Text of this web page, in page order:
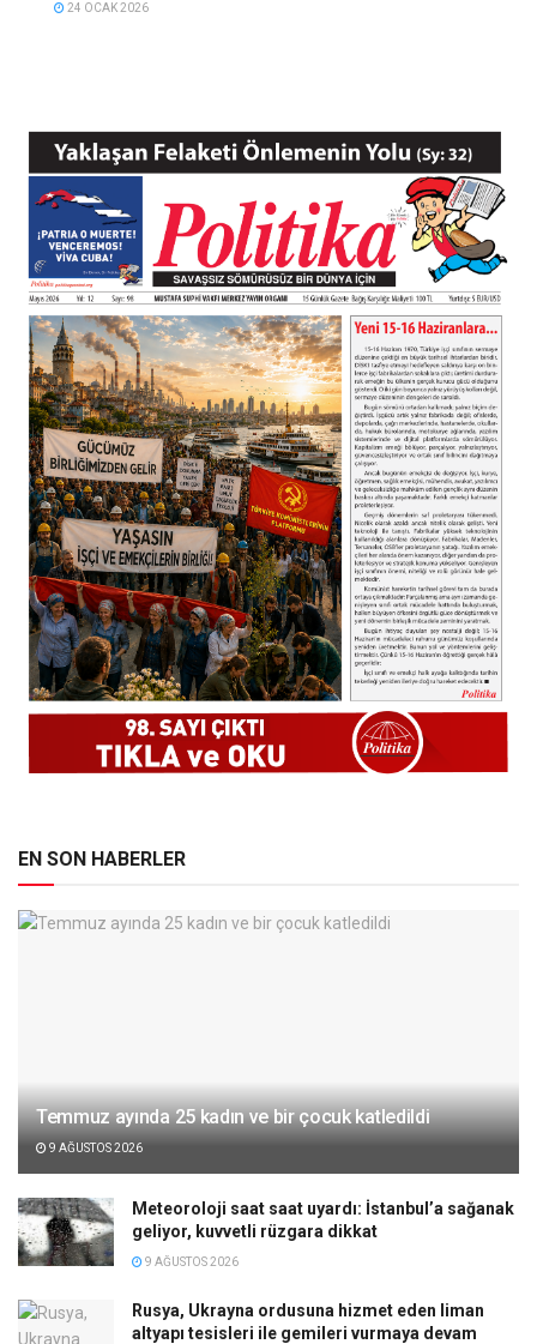
24 OCAK 2026
EN SON HABERLER
Temmuz ayında 25 kadın ve bir çocuk katledildi
9 AĞUSTOS 2026
Meteoroloji saat saat uyardı: İstanbul’a sağanak
geliyor, kuvvetli rüzgara dikkat
9 AĞUSTOS 2026
Rusya, Ukrayna ordusuna hizmet eden liman
altyapı tesisleri ile gemileri vurmaya devam